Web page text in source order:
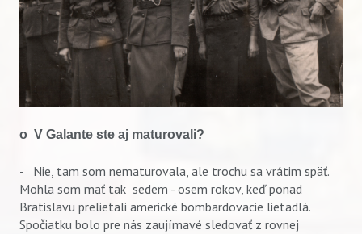
o V Galante ste aj maturovali?
- Nie, tam som nematurovala, ale trochu sa vrátim späť.
Mohla som mať tak sedem - osem rokov, keď ponad
Bratislavu prelietali americké bombardovacie lietadlá.
Spočiatku bolo pre nás zaujímavé sledovať z rovnej